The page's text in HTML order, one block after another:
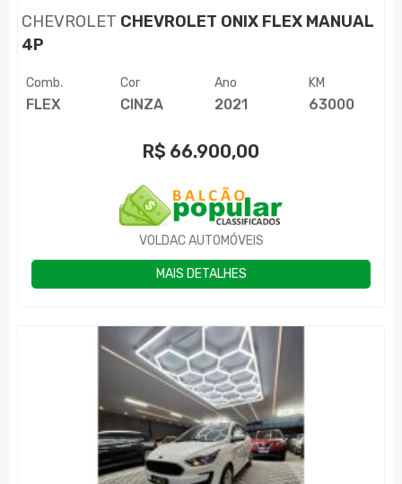
CHEVROLET CHEVROLET ONIX FLEX MANUAL
4P
Comb.
FLEX
Cor
CINZA
Ano
2021
KM
63000
R$ 66.900,00
VOLDAC AUTOMÓVEIS
MAIS DETALHES